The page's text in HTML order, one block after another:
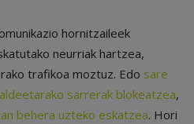
hornitzaileek
neurriak hartzea,
trafikoa moztuz. Edo sare
sarrerak blokeatzea,
behera uzteko eskatzea. Hori